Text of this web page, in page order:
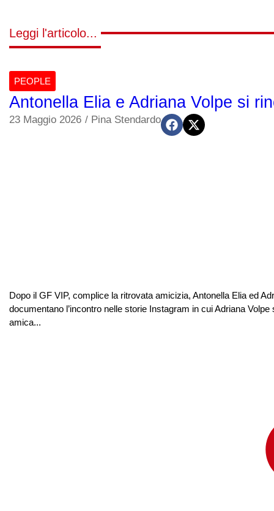
Leggi l'articolo...
PEOPLE
Antonella Elia e Adriana Volpe si
23 Maggio 2026 / Pina Stendardo
Dopo il GF VIP, complice la ritrovata amicizia, Antonella Elia ed
documentano l’incontro nelle storie Instagram in cui Adriana
amica...